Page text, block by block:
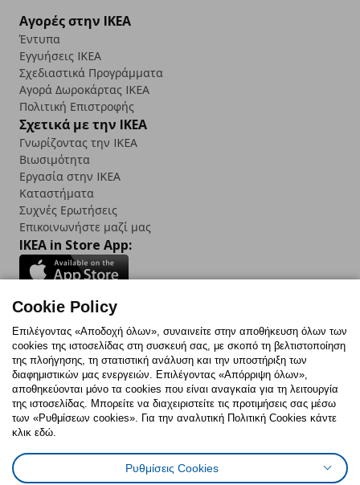
Αγορές στην IKEA
Έντυπα
Εγγυήσεις IKEA
Σχεδιαστικά Προγράμματα
Αγορά Δωρoκάρτας IKEA
Πολιτική Επιστροφής
Σχετικά με την IKEA
Γνωρίζοντας την IKEA
Βιωσιμότητα
Εργασία στην IKEA
Καταστήματα
Συχνές Ερωτήσεις
Επικοινωνήστε μαζί μας
IKEA in Store App:
Follow us:
FacebookInstagram
TikTokYoutubePinterestTwitter
Πολιτική CookiesΔήλωση ψηφιακής προσβασιμότητας
Ρυθμίσεις cookiesΌροι Χρήσης
Cookie Policy
Επιλέγοντας «Αποδοχή όλων», συναινείτε στην αποθήκευση όλων των
cookies της ιστοσελίδας στη συσκευή σας, με σκοπό τη βελτιστοποίηση
της πλοήγησης, τη στατιστική ανάλυση και την υποστήριξη των
διαφημιστικών μας ενεργειών. Επιλέγοντας «Απόρριψη όλων»,
αποθηκεύονται μόνο τα cookies που είναι αναγκαία για τη λειτουργία
της ιστοσελίδας. Μπορείτε να διαχειριστείτε τις προτιμήσεις σας μέσω
των «Ρυθμίσεων cookies». Για την αναλυτική Πολιτική Cookies κάντε
κλικ εδώ.
Ρυθμίσεις Cookies